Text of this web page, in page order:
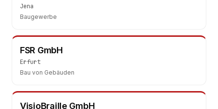
Jena
Baugewerbe
FSR GmbH
Erfurt
Bau von Gebäuden
VisioBraille GmbH